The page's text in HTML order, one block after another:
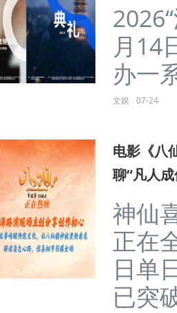
月14
办一
文娱 07-24
电影《八
聊“凡人
神仙
正在
日单
已突